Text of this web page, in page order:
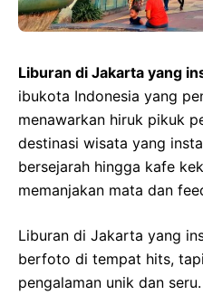
Liburan di Jakarta yang
ibukota Indonesia yang
menawarkan hiruk pikuk
destinasi wisata yang
bersejarah hingga kafe
memanjakan mata dan
Liburan di Jakarta yang
berfoto di tempat hits,
pengalaman unik dan